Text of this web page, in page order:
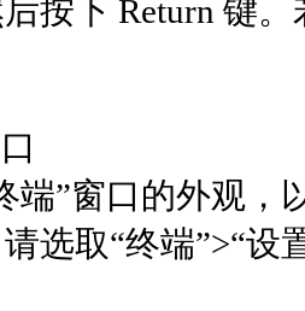
按下 Return 键
端”窗口的外观，
选取“终端”>“设